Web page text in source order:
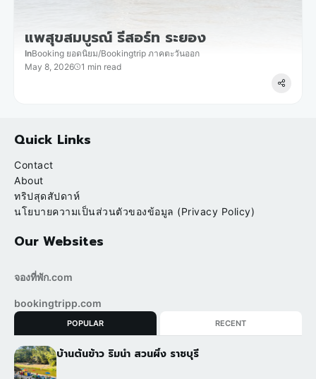
แพสุขสมบูรณ์ รีสอร์ท ระยอง
InBooking ยอดนิยม/Bookingtrip ภาคตะวันออก
May 8, 2026
1 min read
Quick Links
Contact
About
ทริปสุดสัปดาห์
นโยบายความเป็นส่วนตัวของข้อมูล (Privacy Policy)
Our Websites
จองที่พัก.com
bookingtripp.com
POPULAR RECENT
บ้านต้นข้าว ริมน้ำ สวนผึ้ง ราชบุรี